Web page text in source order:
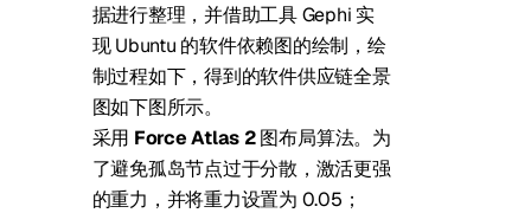
据进行整理，并借助工具 Gephi 实
现 Ubuntu 的软件依赖图的绘制，绘
制过程如下，得到的软件供应链全景
图如下图所示。
采用 Force Atlas 2图布局算法。为
了避免孤岛节点过于分散，激活更强
的重力，并将重力设置为 0.05；